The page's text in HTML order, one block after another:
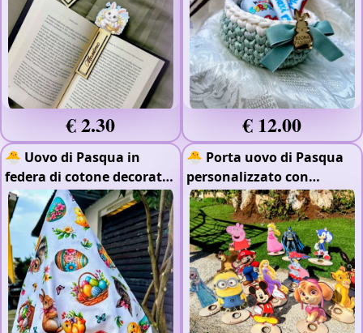
€ 2.30 € 12.00
🐣 Uovo di Pasqua in
federa di cotone decorata
🎀
🐣 Porta uovo di Pasqua
personalizzato con
personaggi cartoon 🎨-
Stampa Raggi UV